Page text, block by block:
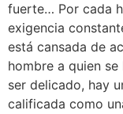
fuerte… Por cada
exigencia
está cansada de
hombre a quien
ser delicado, hay
calificada como